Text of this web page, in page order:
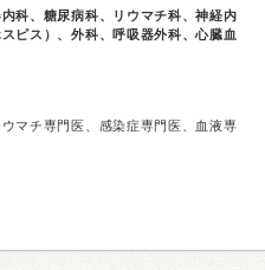
科、糖尿病科、リウマチ科、神経内
ピス）、外科、呼吸器外科、心臓血
マチ専門医、感染症専門医、血液専